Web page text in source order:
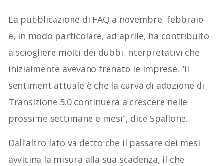
La pubblicazione di FAQ a novembre, febbraio
e, in modo particolare, ad aprile, ha contribuito
a sciogliere molti dei dubbi interpretativi che
inizialmente avevano frenato le imprese. “Il
sentiment attuale è che la curva di adozione di
Transizione 5.0 continuerà a crescere nelle
prossime settimane e mesi”, dice Spallone.
Dall’altro lato va detto che il passare dei mesi
avvicina la misura alla sua scadenza, il che